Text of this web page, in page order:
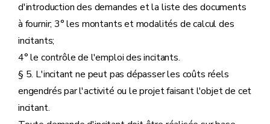
d'introduction des demandes et la liste des documents
à fournir; 3° les montants et modalités de calcul des
incitants;
4° le contrôle de l'emploi des incitants.
§ 5. L'incitant ne peut pas dépasser les coûts réels
engendrés par l'activité ou le projet faisant l'objet de cet
incitant.